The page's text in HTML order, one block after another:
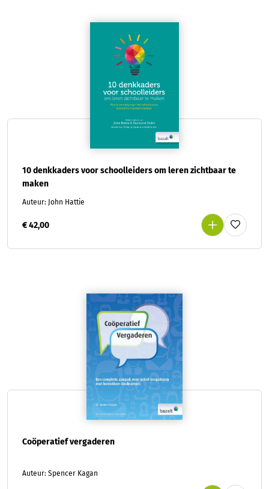
10 denkkaders voor schoolleiders om leren zichtbaar te
maken
Auteur: John Hattie
€ 42,00
Coöperatief vergaderen
Auteur: Spencer Kagan